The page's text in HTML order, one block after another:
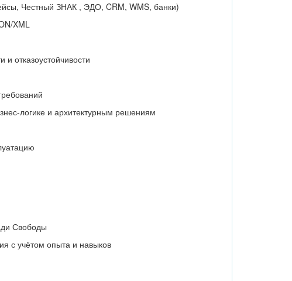
Честный ЗНАК , ЭДО, CRM, WMS, банки)
XML
отказоустойчивости
логике и архитектурным решениям
Свободы
с учётом опыта и навыков